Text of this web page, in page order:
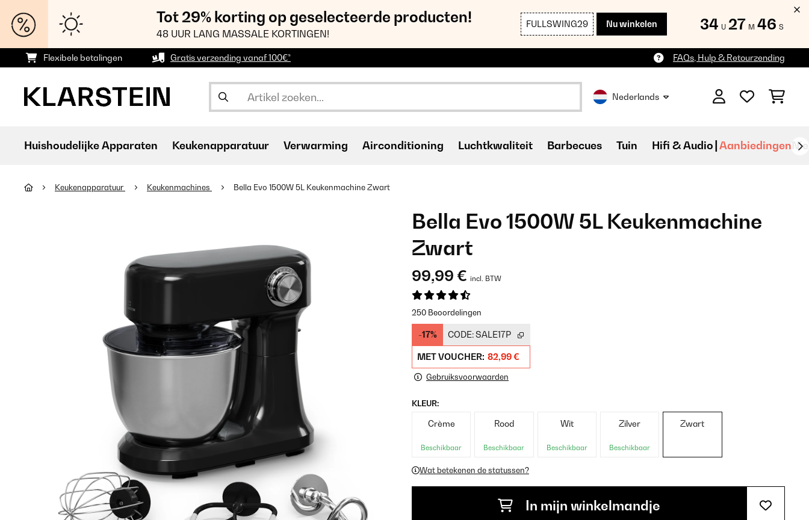
Tot 29% korting op geselecteerde producten!
48 UUR LANG MASSALE KORTINGEN!
FULLSWING29 Nu winkelen 34 U 27 M 45 S
Flexibele betalingen Gratis verzending vanaf 100€* FAQs, Hulp & Retourzending
Nederlands
Huishoudelijke Apparaten Keukenapparatuur Verwarming Airconditioning Luchtkwaliteit Barbecues Tuin Hifi & Audio Aanbiedingen
Keukenapparatuur Keukenmachines Bella Evo 1500W 5L Keukenmachine Zwart
Bella Evo 1500W 5L Keukenmachine
Zwart
99,99 € incl. BTW
250 Beoordelingen
-17% CODE:SALE17P
MET VOUCHER: 82,99 €
Gebruiksvoorwaarden
KLEUR:
Crème
Beschikbaar
Rood
Beschikbaar
Wit
Beschikbaar
Zilver
Beschikbaar
Zwart
Wat betekenen de statussen?
In mijn winkelmandje